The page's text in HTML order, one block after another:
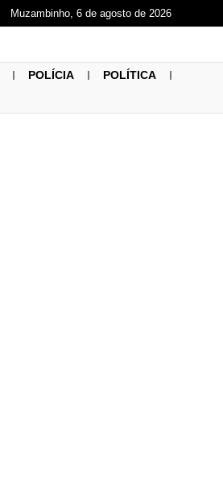
Muzambinho, 6 de agosto de 2026
POLÍCIA
POLÍTICA